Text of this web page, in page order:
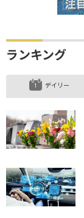
ランキング
デイリー